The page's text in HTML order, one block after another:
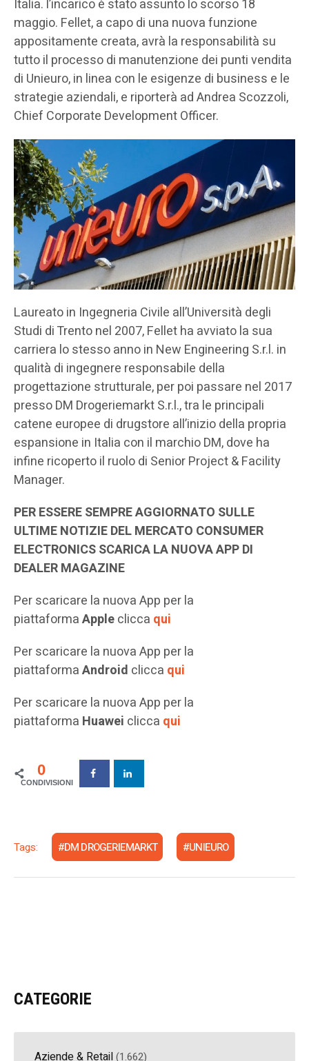
Italia. l’incarico è stato assunto lo scorso 18
maggio. Fellet, a capo di una nuova funzione
appositamente creata, avrà la responsabilità su
tutto il processo di manutenzione dei punti vendita
di Unieuro, in linea con le esigenze di business e le
strategie aziendali, e riporterà ad Andrea Scozzoli,
Chief Corporate Development Officer.
Laureato in Ingegneria Civile all’Università degli
Studi di Trento nel 2007, Fellet ha avviato la sua
carriera lo stesso anno in New Engineering S.r.l. in
qualità di ingegnere responsabile della
progettazione strutturale, per poi passare nel 2017
presso DM Drogeriemarkt S.r.l., tra le principali
catene europee di drugstore all’inizio della propria
espansione in Italia con il marchio DM, dove ha
infine ricoperto il ruolo di Senior Project & Facility
Manager.
PER ESSERE SEMPRE AGGIORNATO SULLE
ULTIME NOTIZIE DEL MERCATO CONSUMER
ELECTRONICS SCARICA LA NUOVA APP DI
DEALER MAGAZINE
Per scaricare la nuova App per la
piattaformaAppleclicca qui
Per scaricare la nuova App per la
piattaformaAndroid clicca qui
Per scaricare la nuova App per la
piattaforma Huawei clicca qui
0
Tags: DM DROGERIEMARKT UNIEURO
CATEGORIE
Aziende & Retail(1.662)